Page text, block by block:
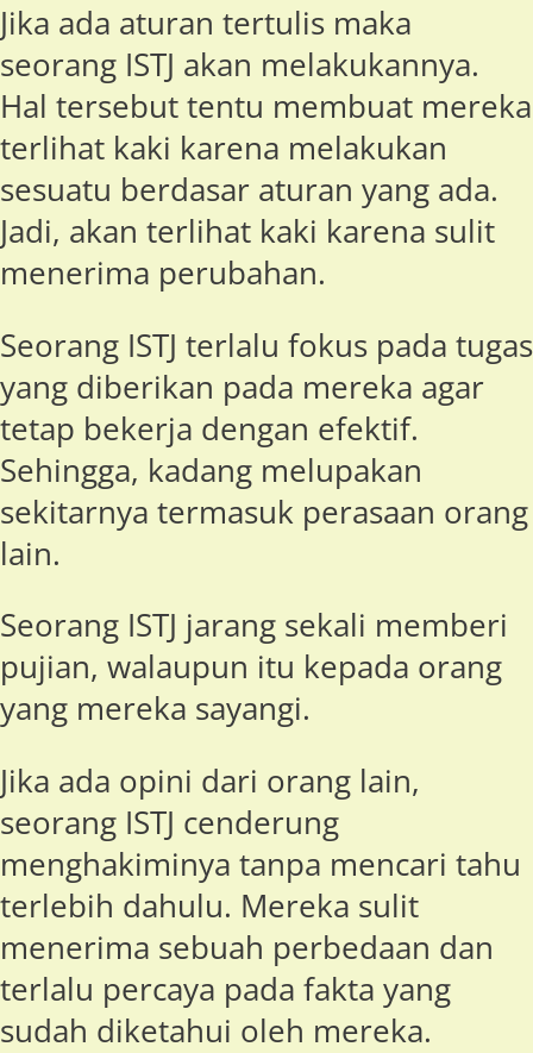
Jika ada aturan tertulis maka
seorang ISTJ akan melakukannya.
Hal tersebut tentu membuat mereka
terlihat kaki karena melakukan
sesuatu berdasar aturan yang ada.
Jadi, akan terlihat kaki karena sulit
menerima perubahan.
Seorang ISTJ terlalu fokus pada tugas
yang diberikan pada mereka agar
tetap bekerja dengan efektif.
Sehingga, kadang melupakan
sekitarnya termasuk perasaan orang
lain.
Seorang ISTJ jarang sekali memberi
pujian, walaupun itu kepada orang
yang mereka sayangi.
Jika ada opini dari orang lain,
seorang ISTJ cenderung
menghakiminya tanpa mencari tahu
terlebih dahulu. Mereka sulit
menerima sebuah perbedaan dan
terlalu percaya pada fakta yang
sudah diketahui oleh mereka.